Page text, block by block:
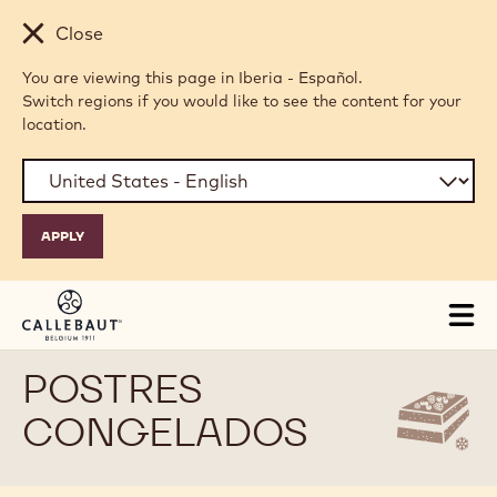
Skip to main content
Close
You are viewing this page in Iberia - Español.
Switch regions if you would like to see the content for your
location.
POSTRES
CONGELADOS